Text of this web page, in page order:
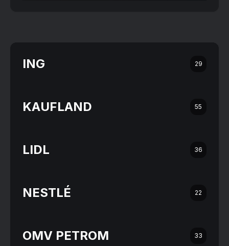
ING 29
KAUFLAND 55
LIDL 36
NESTLÉ 22
OMV PETROM 33